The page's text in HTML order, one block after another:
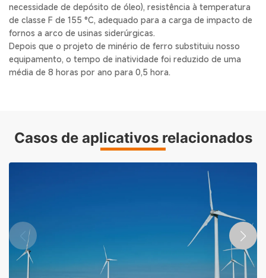
necessidade de depósito de óleo), resistência à temperatura
de classe F de 155 °C, adequado para a carga de impacto de
fornos a arco de usinas siderúrgicas.
Depois que o projeto de minério de ferro substituiu nosso
equipamento, o tempo de inatividade foi reduzido de uma
média de 8 horas por ano para 0,5 hora.
Casos de aplicativos relacionados